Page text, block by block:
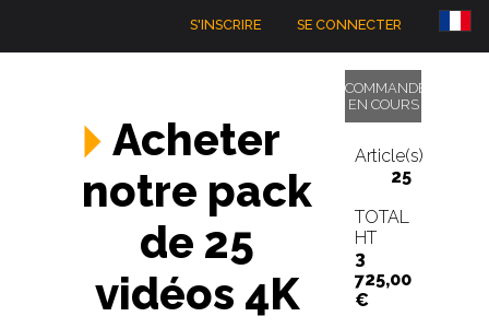
S'INSCRIRE SE CONNECTER
Acheter
notre pack
de 25
vidéos 4K
COMMANDE
EN COURS
Article(s)
25
TOTAL
HT
3
725,00
€